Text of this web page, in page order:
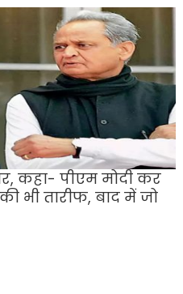
कहा- पीएम मोदी कर
भी तारीफ, बाद में जो